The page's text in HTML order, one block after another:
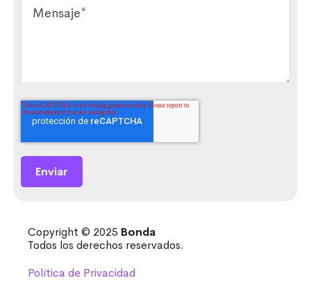
Copyright © 2025 Bonda
Todos los derechos reservados.
Política de Privacidad